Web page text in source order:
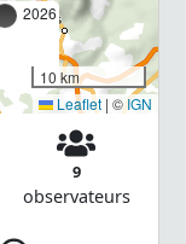
2026
10 km
Leaflet | ©IGN
9
observateurs